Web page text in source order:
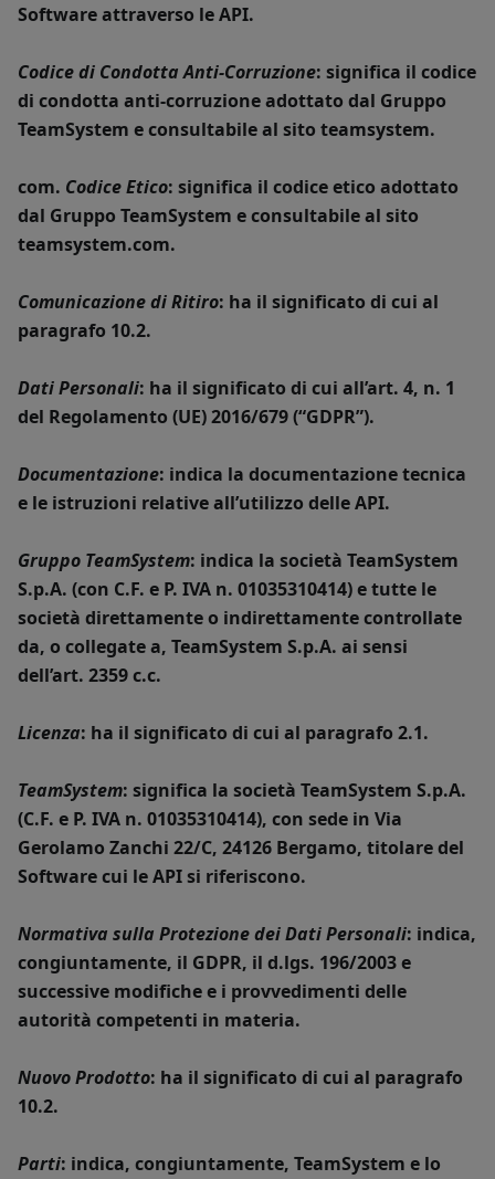
Software attraverso le API.
Codice di Condotta Anti-Corruzione: significa il codice
di condotta anti-corruzione adottato dal Gruppo
TeamSystem e consultabile al sito teamsystem.
com. Codice Etico: significa il codice etico adottato
dal Gruppo TeamSystem e consultabile al sito
teamsystem.com.
Comunicazione di Ritiro: ha il significato di cui al
paragrafo 10.2.
Dati Personali: ha il significato di cui all’art. 4, n. 1
del Regolamento (UE) 2016/679 (“GDPR”).
Documentazione: indica la documentazione tecnica
e le istruzioni relative all’utilizzo delle API.
Gruppo TeamSystem: indica la società TeamSystem
S.p.A. (con C.F. e P. IVA n. 01035310414) e tutte le
società direttamente o indirettamente controllate
da, o collegate a, TeamSystem S.p.A. ai sensi
dell’art. 2359 c.c.
Licenza: ha il significato di cui al paragrafo 2.1.
TeamSystem: significa la società TeamSystem S.p.A.
(C.F. e P. IVA n. 01035310414), con sede in Via
Gerolamo Zanchi 22/C, 24126 Bergamo, titolare del
Software cui le API si riferiscono.
Normativa sulla Protezione dei Dati Personali: indica,
congiuntamente, il GDPR, il d.lgs. 196/2003 e
successive modifiche e i provvedimenti delle
autorità competenti in materia.
Nuovo Prodotto: ha il significato di cui al paragrafo
10.2.
Parti: indica, congiuntamente, TeamSystem e lo